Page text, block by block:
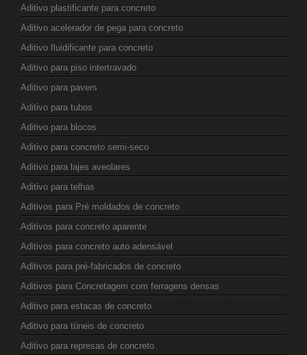
Aditivo plastificante para concreto
Aditivo acelerador de pega para concreto
Aditivo fluidificante para concreto
Aditivo para piso intertravado
Aditivo para pavers
Aditivo para tubos
Aditivo para blocos
Aditivo para concreto semi-seco
Aditivo para lajes aveolares
Aditivo para telhas
Aditivos para Pré moldados de concreto
Aditivos para concreto aparente
Aditivos para concreto auto adensável
Aditivos para pré-fabricados de concreto
Aditivos para Concretagem com ferragens densas
Aditivo para estacas de concreto
Aditivo para túneis de concreto
Aditivo para represas de concreto